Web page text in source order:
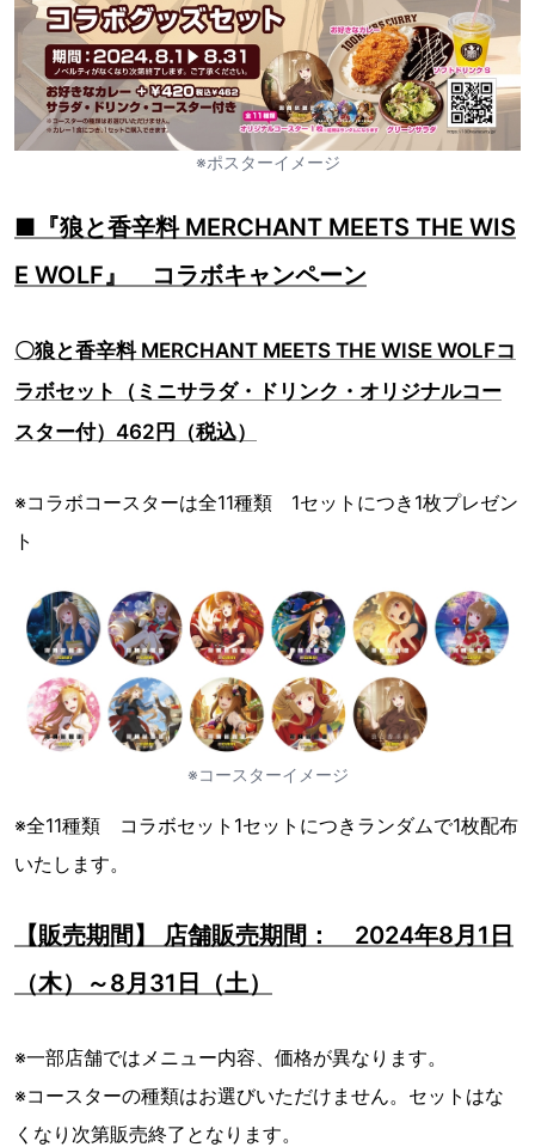
※ポスターイメージ
■『狼と香辛料 MERCHANT MEETS THE WIS
E WOLF』 コラボキャンペーン
〇狼と香辛料 MERCHANT MEETS THE WISE WOLFコ
ラボセット（ミニサラダ・ドリンク・オリジナルコー
スター付）462円（税込）
※コラボコースターは全11種類 1セットにつき1枚プレゼン
ト
※コースターイメージ
※全11種類 コラボセット1セットにつきランダムで1枚配布
いたします。
【販売期間】 店舗販売期間： 2024年8月1日
（木）～8月31日（土）
※一部店舗ではメニュー内容、価格が異なります。
※コースターの種類はお選びいただけません。セットはな
くなり次第販売終了となります。